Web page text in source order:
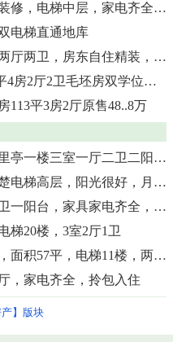
绿洲家园97平，三房两厅，自住装修，电梯中层，家电齐全，可拎包入住一口价：67.8万，
电梯直通地库
建发玺院，小高层东端户，四房两厅两卫，房东自住精装，123.21平
开辉汇景城步梯5楼东端户117.6平4房2厅2卫毛坯房双学位售55万
113平3房2厅原售48..8万
出租：离六中五分钟的房源，三里亭一楼三室一厅二卫二阳台+独用露台，
名流公馆2室1厅家电齐全装修清楚电梯高层，阳光很好，月租金1200元包物业宽带满意可谈
名流公馆套房出租，三室一厅一卫一阳台，家具家电齐全，月租金2000元，交通便利
梯20楼，3室2厅1卫
出租：开辉大润发对面，汇景城，面积57平，电梯11楼，两房一厅，家电齐全，
，家电齐全，拎包入住
】版块